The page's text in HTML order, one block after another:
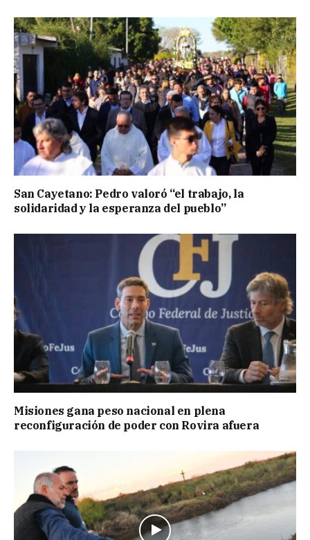
San Cayetano: Pedro valoró “el trabajo, la
solidaridad y la esperanza del pueblo”
Misiones gana peso nacional en plena
reconfiguración de poder con Rovira afuera